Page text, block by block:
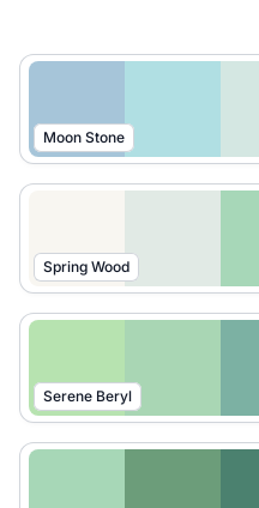
Moon Stone
Spring Wood
Serene Beryl